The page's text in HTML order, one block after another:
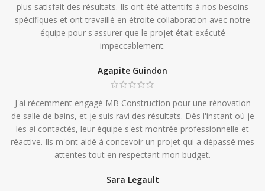
plus satisfait des résultats. Ils ont été attentifs à nos besoins
spécifiques et ont travaillé en étroite collaboration avec notre
équipe pour s'assurer que le projet était exécuté
impeccablement.
Agapite Guindon
J'ai récemment engagé MB Construction pour une rénovation
de salle de bains, et je suis ravi des résultats. Dès l'instant où je
les ai contactés, leur équipe s'est montrée professionnelle et
réactive. Ils m'ont aidé à concevoir un projet qui a dépassé mes
attentes tout en respectant mon budget.
Sara Legault